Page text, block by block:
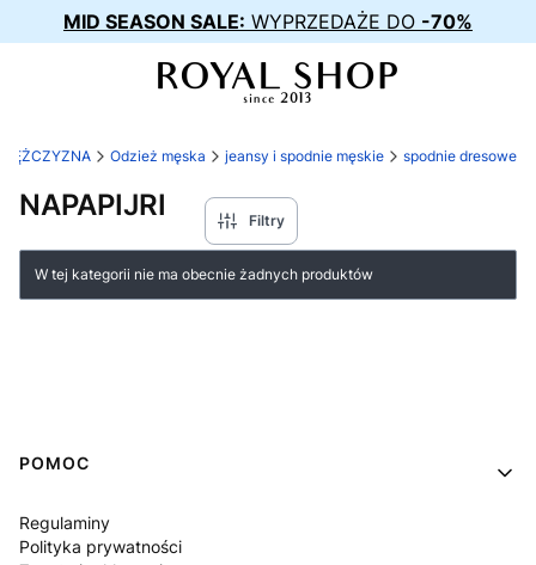
MID SEASON SALE: WYPRZEDAŻE DO -70%
MĘŻCZYZNA Odzież męska jeansy i spodnie męskie spodnie dresowe
NAPAPIJRI Filtry
Lista produktów
W tej kategorii nie ma obecnie żadnych produktów
Linki w stopce
POMOC
Regulaminy
Polityka prywatności